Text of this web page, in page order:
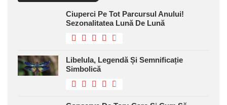
Ciuperci Pe Tot Parcursul Anului!
Sezonalitatea Lună De Lună
Libelula, Legendă Și Semnificație
Simbolică